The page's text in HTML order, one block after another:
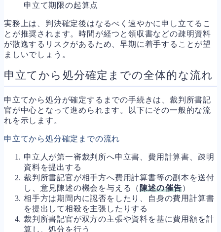
申立て期限の起算点
実務上は、判決確定後はなるべく速やかに申し立てるこ
とが推奨されます。時間が経つと領収書などの疎明資料
が散逸するリスクがあるため、早期に着手することが望
ましいでしょう。
申立てから処分確定までの全体的な流れ
申立てから処分が確定するまでの手続きは、裁判所書記
官が中心となって進められます。以下にその一般的な流
れを示します。
申立てから処分確定までの流れ
申立人が第一審裁判所へ申立書、費用計算書、疎明
資料を提出する
裁判所書記官が相手方へ費用計算書等の副本を送付
し、意見陳述の機会を与える（陳述の催告）
相手方は期間内に認否をしたり、自身の費用計算書
を提出して相殺を主張したりする
裁判所書記官が双方の主張や資料を基に費用額を計
算し、処分を行う